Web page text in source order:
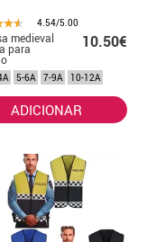
4.54/5.00
medieval
para 10.50€
5-6A 7-9A 10-12A
ADICIONAR